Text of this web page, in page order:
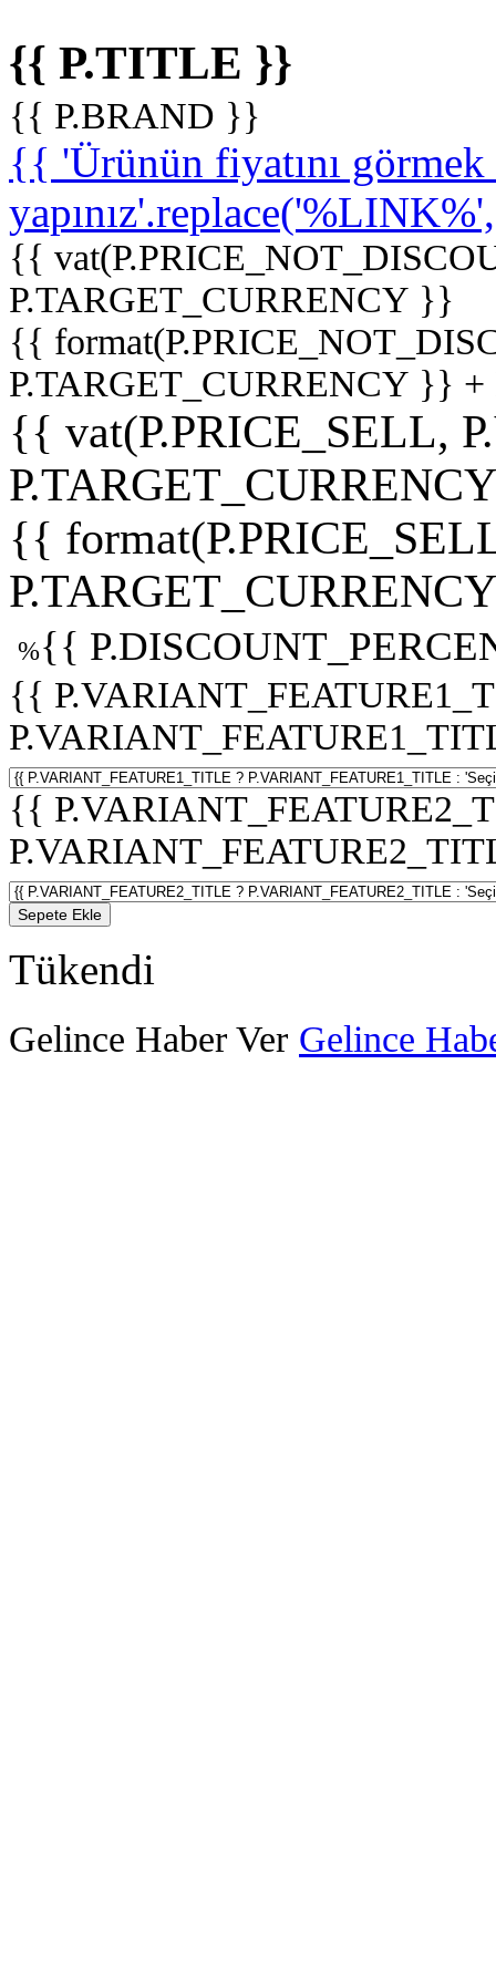
{{ P.TITLE }}
{{ P.BRAND }}
{{ 'Ürünün fiyatını
{{
P.TARGET_CURRENCY }}
{{
P.TARGET_CURRENCY }}
{{ vat(P.PRICE_SELL,
{{
%{{
{{
{{
Sepete Ekle
Tükendi
Gelince Haber Ver Gelince